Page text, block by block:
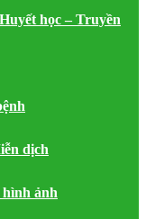
học – Truyền
dịch
ảnh